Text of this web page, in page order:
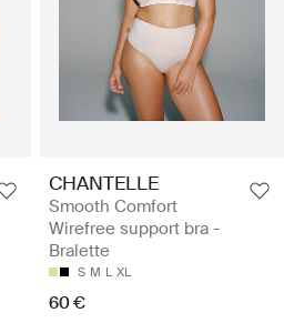
CHANTELLE
Smooth Comfort
Wirefree support bra -
Bralette
S M L XL
60 €